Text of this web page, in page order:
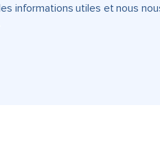
informations utiles et nous